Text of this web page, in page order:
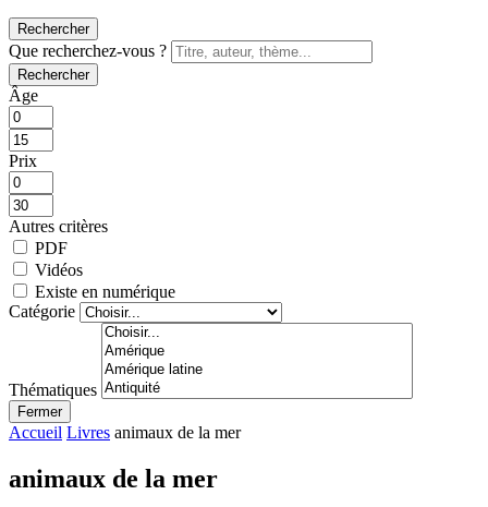
Rechercher
Que recherchez-vous ?
Rechercher
Âge
Prix
Autres critères
PDF
Vidéos
Existe en numérique
Catégorie
Thématiques
Fermer
Accueil Livres animaux de la mer
animaux de la mer